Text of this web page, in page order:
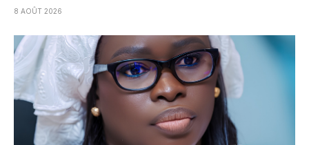
8 AOÛT 2026